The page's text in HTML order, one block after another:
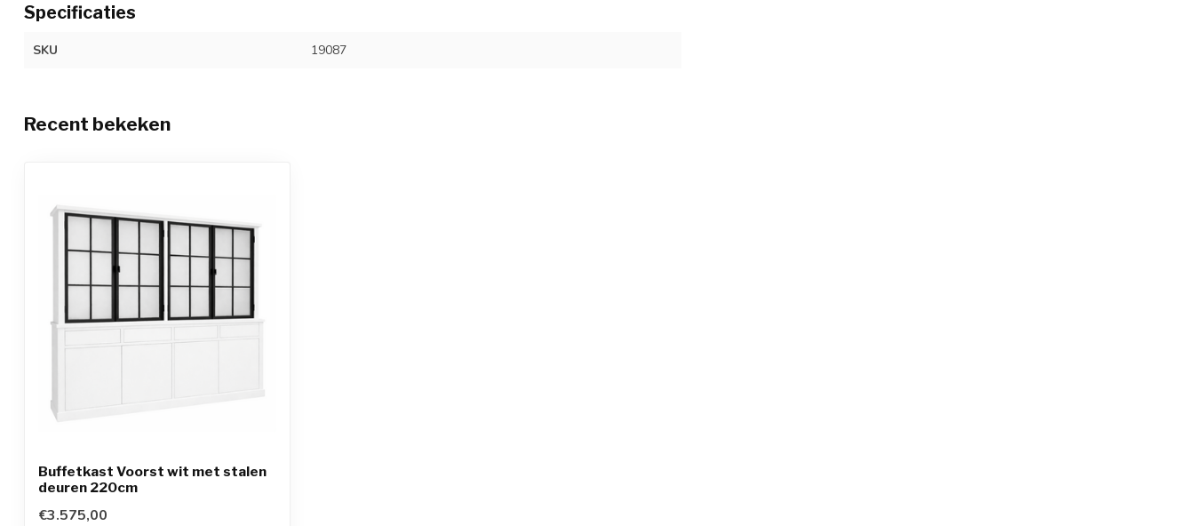
Specificaties
SKU 19087
Recent bekeken
Buffetkast Voorst wit met stalen
deuren 220cm
€3.575,00